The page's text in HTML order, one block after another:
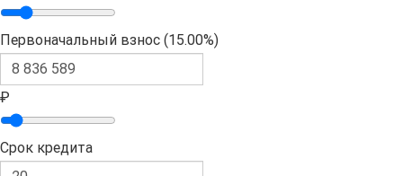
Первоначальный взнос (15.00%)
₽
Срок кредита